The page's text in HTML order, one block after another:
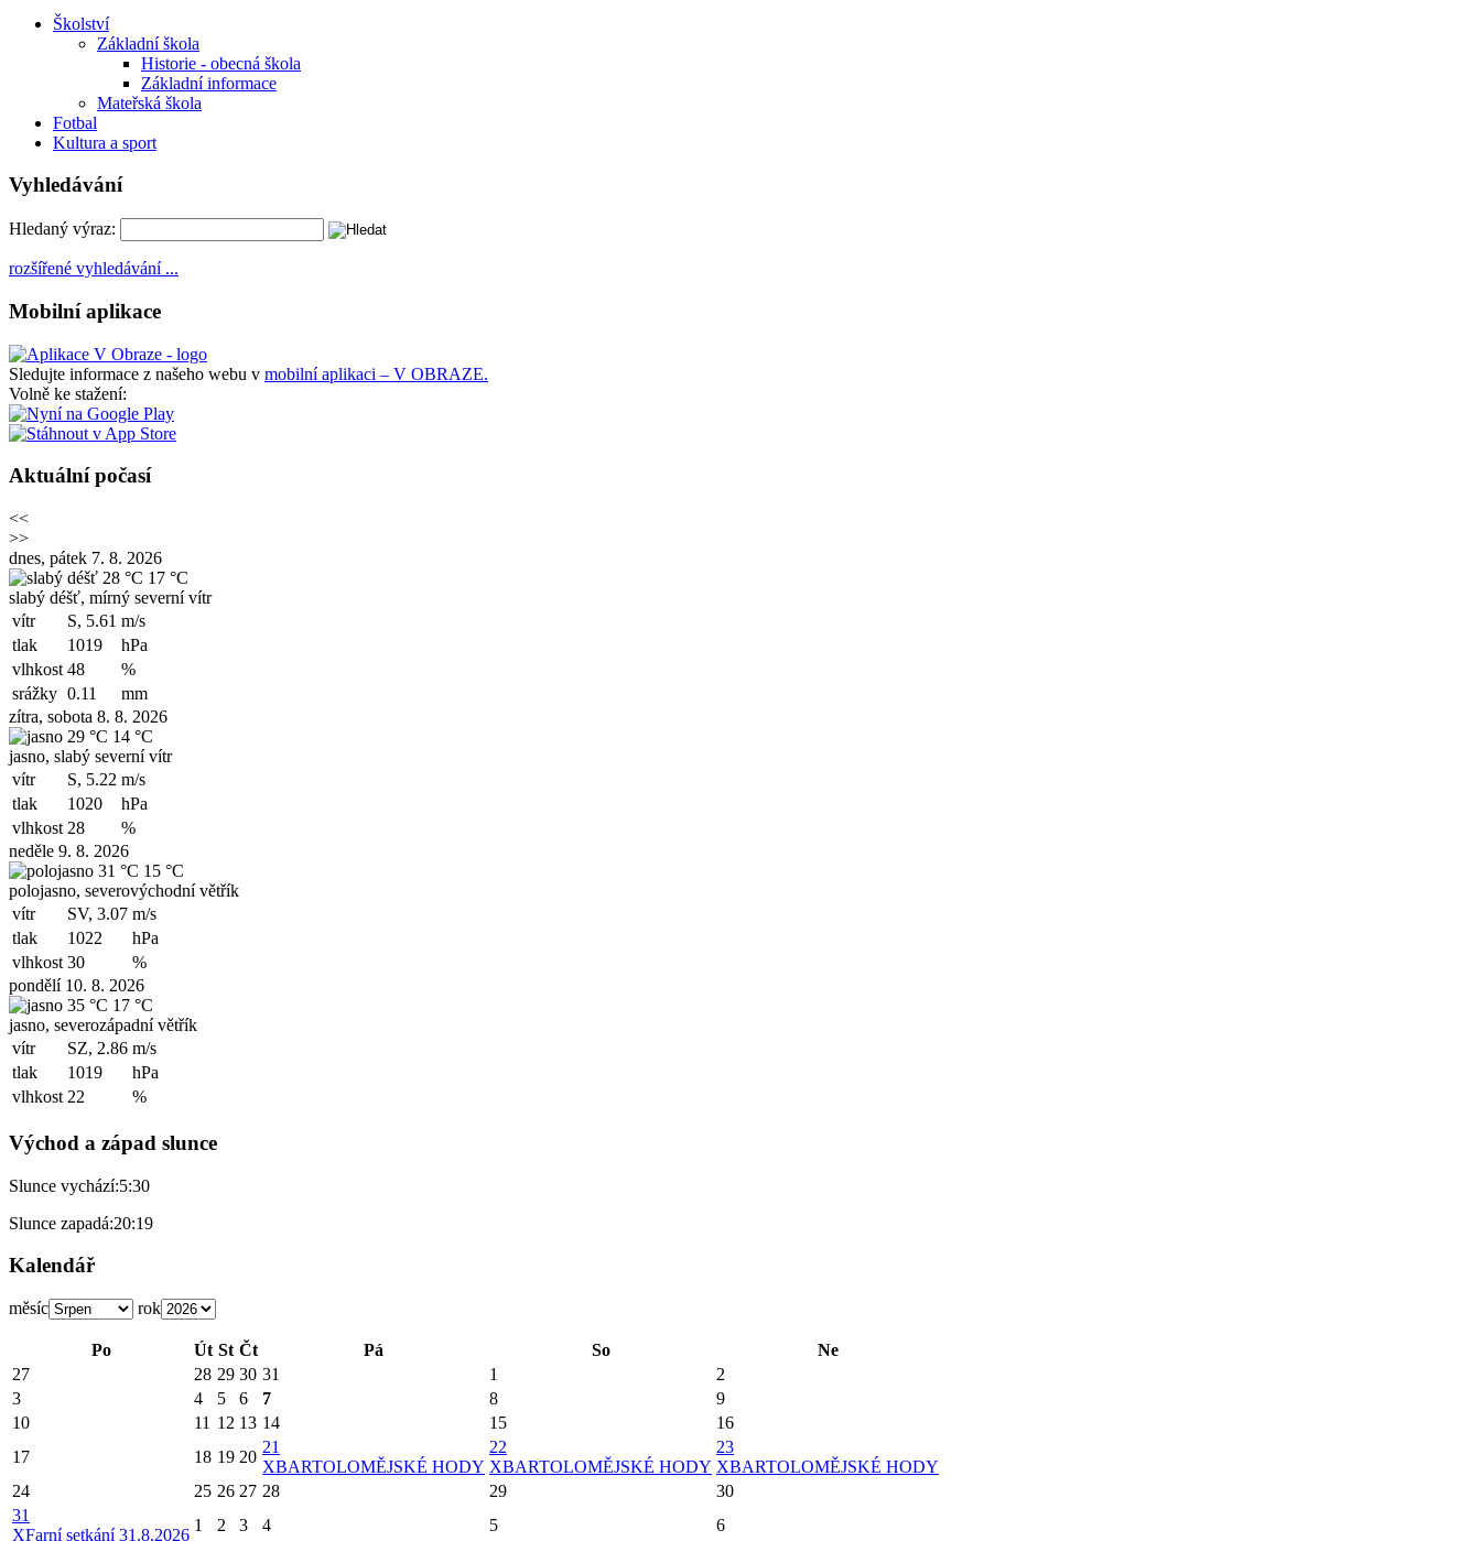
Školství
Základní škola
Historie - obecná škola
Základní informace
Mateřská škola
Fotbal
Kultura a sport
Vyhledávání
Hledaný výraz:
rozšířené vyhledávání ...
Mobilní aplikace
Sledujte informace z našeho webu v mobilní aplikaci – V OBRAZE.
Volně ke stažení:
Aktuální počasí
<<
>>
dnes, pátek 7. 8. 2026
28 °C 17 °C
slabý déšť, mírný severní vítr
vítr
S, 5.61 m/s
tlak
1019
hPa
vlhkost 48
%
srážky 0.11
mm
zítra, sobota 8. 8. 2026
29 °C 14 °C
jasno, slabý severní vítr
vítr
S, 5.22 m/s
tlak
1020
hPa
vlhkost 28
%
neděle 9. 8. 2026
31 °C 15 °C
polojasno, severovýchodní větřík
vítr
SV, 3.07 m/s
tlak
1022
hPa
vlhkost 30
%
pondělí 10. 8. 2026
35 °C 17 °C
jasno, severozápadní větřík
vítr
SZ, 2.86 m/s
tlak
1019
hPa
vlhkost 22 %
Východ a západ slunce
Slunce vychází:5:30
Slunce zapadá:20:19
Kalendář
měsíc rok
Po Út St Čt Pá So
Ne
27
28 29 30 31 1
2
3
4 5 6 7 8
9
10
11 12 13 14 15
16
17
18 19 20
21
XBARTOLOMĚJSKÉ HODY
22
XBARTOLOMĚJSKÉ HODY
23
XBARTOLOMĚJSKÉ HODY
24
25 26 27 28 29
30
31
XFarní setkání 31.8.2026
1 2 3 4 5 6